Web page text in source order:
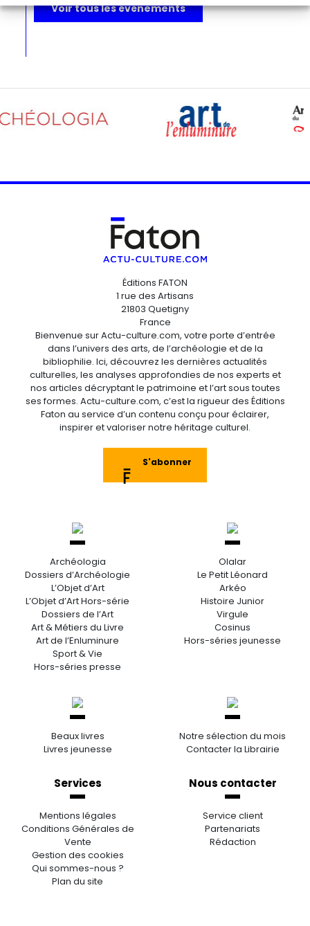
Voir tous les événements
Éditions FATON
1 rue des Artisans
21803 Quetigny
France
Bienvenue sur Actu-culture.com, votre porte d’entrée
dans l’univers des arts, de l’archéologie et de la
bibliophilie. Ici, découvrez les dernières actualités
culturelles, les analyses approfondies de nos experts et
nos articles décryptant le patrimoine et l’art sous toutes
ses formes. Actu-culture.com, c’est la rigueur des Éditions
Faton au service d’un contenu conçu pour éclairer,
inspirer et valoriser notre héritage culturel.
S'abonner
Archéologia
Dossiers d’Archéologie
L’Objet d’Art
L’Objet d’Art Hors-série
Dossiers de l’Art
Art & Métiers du Livre
Art de l’Enluminure
Sport & Vie
Hors-séries presse
Olalar
Le Petit Léonard
Arkéo
Histoire Junior
Virgule
Cosinus
Hors-séries jeunesse
Beaux livres
Livres jeunesse
Notre sélection du mois
Contacter la Librairie
Services
Mentions légales
Conditions Générales de
Vente
Gestion des cookies
Qui sommes-nous ?
Plan du site
Nous contacter
Service client
Partenariats
Rédaction